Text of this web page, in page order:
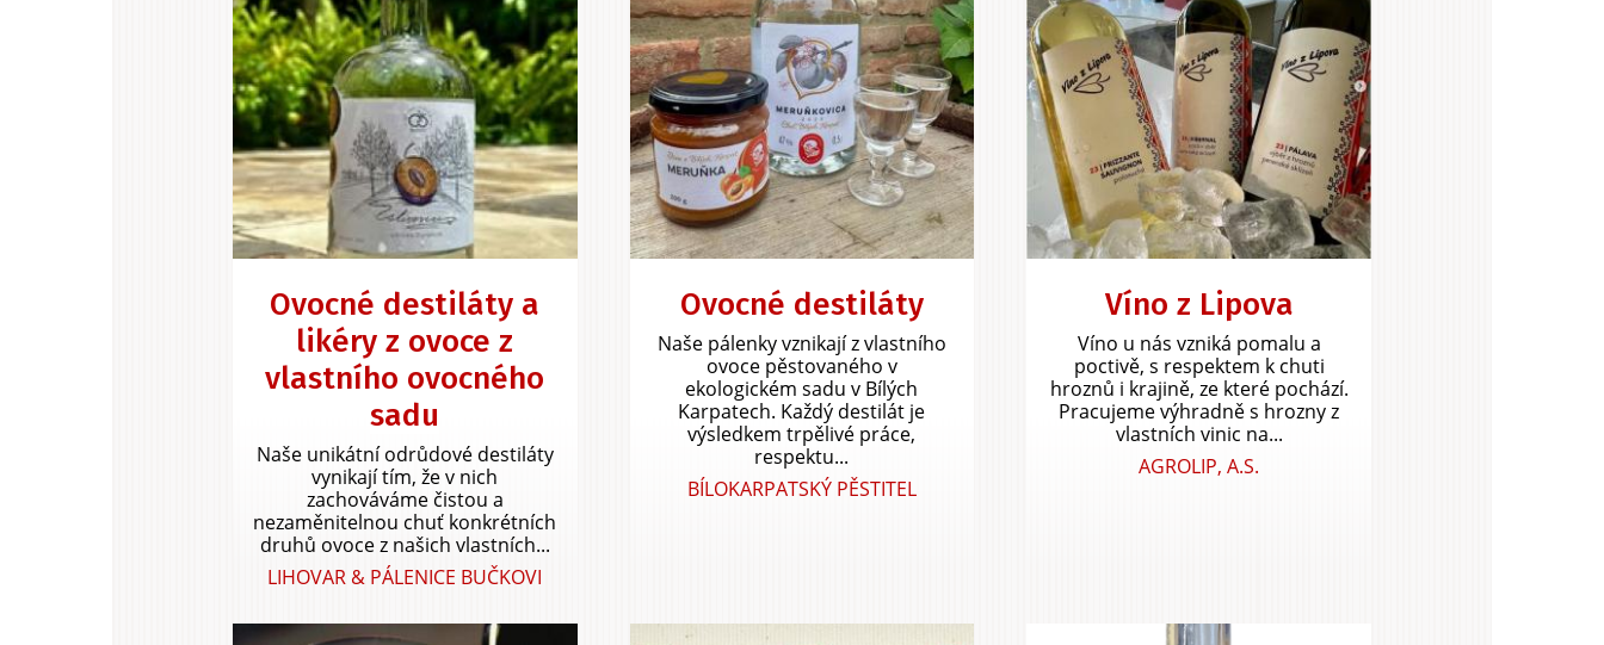
Ovocné destiláty a
likéry z ovoce z
vlastního ovocného
sadu
Naše unikátní odrůdové destiláty
vynikají tím, že v nich
zachováváme čistou a
nezaměnitelnou chuť konkrétních
druhů ovoce z našich vlastních...
LIHOVAR & PÁLENICE BUČKOVI
Ovocné destiláty
Naše pálenky vznikají z vlastního
ovoce pěstovaného v
ekologickém sadu v Bílých
Karpatech. Každý destilát je
výsledkem trpělivé práce,
respektu...
BÍLOKARPATSKÝ PĚSTITEL
Víno z Lipova
Víno u nás vzniká pomalu a
poctivě, s respektem k chuti
hroznů i krajině, ze které pochází.
Pracujeme výhradně s hrozny z
vlastních vinic na...
AGROLIP, A.S.